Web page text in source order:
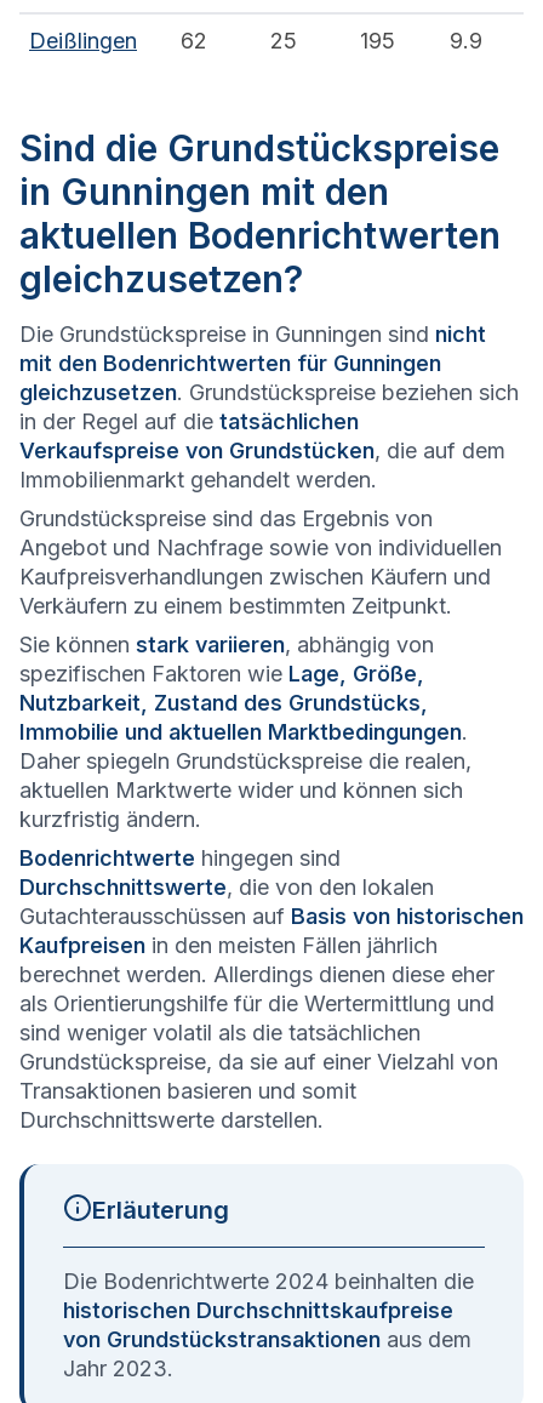
Deißlingen 62 25 195 9.9
Sind die Grundstückspreise
in Gunningen mit den
aktuellen Bodenrichtwerten
gleichzusetzen?
Die Grundstückspreise in Gunningen sind nicht
mit den Bodenrichtwerten für Gunningen
gleichzusetzen. Grundstückspreise beziehen sich
in der Regel auf die tatsächlichen
Verkaufspreise von Grundstücken, die auf dem
Immobilienmarkt gehandelt werden.
Grundstückspreise sind das Ergebnis von
Angebot und Nachfrage sowie von individuellen
Kaufpreisverhandlungen zwischen Käufern und
Verkäufern zu einem bestimmten Zeitpunkt.
Sie können stark variieren, abhängig von
spezifischen Faktoren wie Lage, Größe,
Nutzbarkeit, Zustand des Grundstücks,
Immobilie und aktuellen Marktbedingungen.
Daher spiegeln Grundstückspreise die realen,
aktuellen Marktwerte wider und können sich
kurzfristig ändern.
Bodenrichtwerte hingegen sind
Durchschnittswerte, die von den lokalen
Gutachterausschüssen auf Basis von historischen
Kaufpreisen in den meisten Fällen jährlich
berechnet werden. Allerdings dienen diese eher
als Orientierungshilfe für die Wertermittlung und
sind weniger volatil als die tatsächlichen
Grundstückspreise, da sie auf einer Vielzahl von
Transaktionen basieren und somit
Durchschnittswerte darstellen.
Erläuterung
Die Bodenrichtwerte 2024 beinhalten die
historischen Durchschnittskaufpreise
von Grundstückstransaktionen aus dem
Jahr 2023.